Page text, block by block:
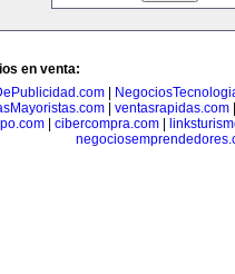
en venta:
|
ventasrapidas.com
cibercompra.com